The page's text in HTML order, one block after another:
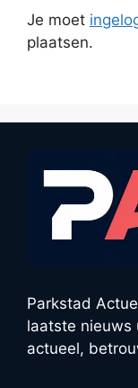
Je moet
plaatsen.
Parkstad
laatste nieuws
actueel,